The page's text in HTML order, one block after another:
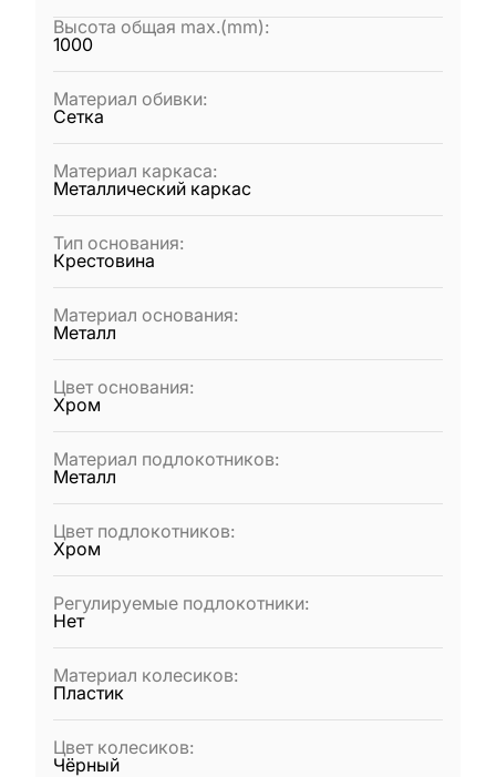
Высота общая max.(mm):
1000
Материал обивки:
Сетка
Материал каркаса:
Металлический каркас
Тип основания:
Крестовина
Материал основания:
Металл
Цвет основания:
Хром
Материал подлокотников:
Металл
Цвет подлокотников:
Хром
Регулируемые подлокотники:
Нет
Материал колесиков:
Пластик
Цвет колесиков:
Чёрный